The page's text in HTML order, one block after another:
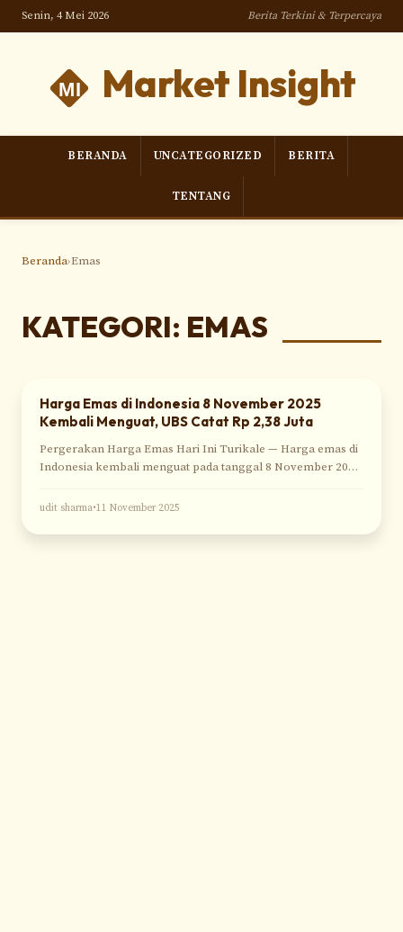
Senin, 4 Mei 2026 Berita Terkini & Terpercaya
Market Insight
BERANDA UNCATEGORIZED BERITA
TENTANG
Beranda›Emas
KATEGORI: EMAS
EMAS
Harga Emas di Indonesia 8 November 2025
Kembali Menguat, UBS Catat Rp 2,38 Juta
Pergerakan Harga Emas Hari Ini Turikale — Harga emas di
Indonesia kembali menguat pada tanggal 8 November 2025.
udit sharma•11 November 2025